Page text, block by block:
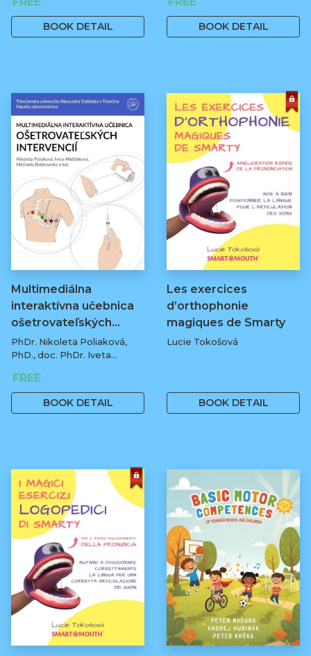
BOOK DETAIL BOOK DETAIL
Multimediálna
interaktívna učebnica
ošetrovateľských…
PhDr. Nikoleta Poliaková,
PhD., doc. PhDr. Iveta
Michaela Bobkowska, PhD.,
PhDr. Anna Litvínová, PhD.,
Mgr. Gabriela Šulyová, PhDr.
FREE
BOOK DETAIL
Les exercices
d’orthophonie
magiques de Smarty
Lucie Tokošová
BOOK DETAIL